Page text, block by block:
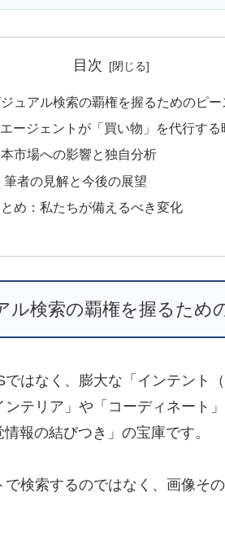
目次
ジュアル検索の覇権を握るためのピー
ージェントが「買い物」を代行する
市場への影響と独自分析
筆者の見解と今後の展望
とめ：私たちが備えるべき変化
ル検索の覇権を握るため
はなく、膨大な「インテント
テリア」や「コーディネート
報の結びつき」の宝庫です。
検索するのではなく、画像そ